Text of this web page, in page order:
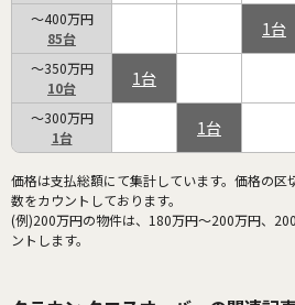
～400万円
85
1
～350万円
10
1
～300万円
1
1
価格は支払総額にて集計しています。価格の区
数をカウントしております。
(例)200万円の物件は、180万円～200万円、
ントします。